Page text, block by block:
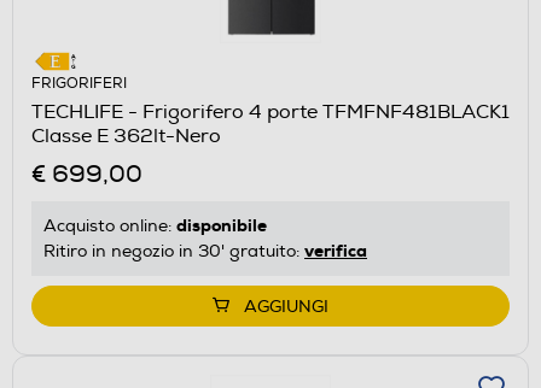
FRIGORIFERI
TECHLIFE - Frigorifero 4 porte TFMFNF481BLACK1
Classe E 362lt-Nero
€ 699,00
Acquisto online: disponibile
Ritiro in negozio in 30' gratuito: verifica
AGGIUNGI